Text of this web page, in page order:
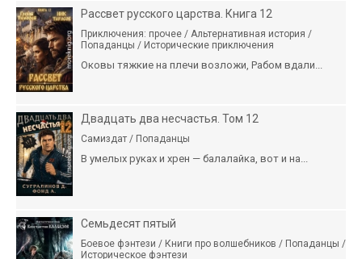
Рассвет русского царства. Книга 12
Приключения: прочее / Альтернативная история /
Попаданцы / Исторические приключения
Оковы тяжкие на плечи возложи, Рабом вдали...
Двадцать два несчастья. Том 12
Самиздат / Попаданцы
В умелых руках и хрен — балалайка, вот и на...
Семьдесят пятый
Боевое фэнтези / Книги про волшебников / Попаданцы /
Историческое фэнтези